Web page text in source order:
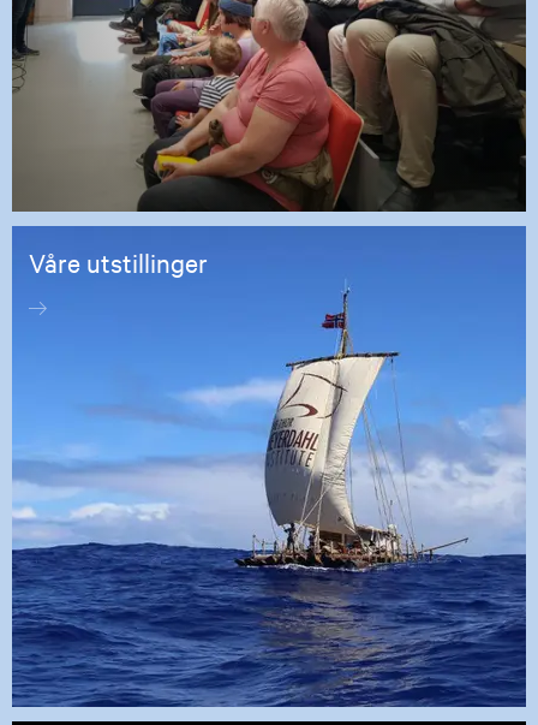
Våre utstillinger